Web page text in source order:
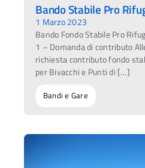
Bando Stabile Pro
1 Marzo 2023
Bando Fondo Stabile Pro
1 – Domanda di contributo
richiesta contributo fondo
per Bivacchi e Punti di […]
Bandi e Gare